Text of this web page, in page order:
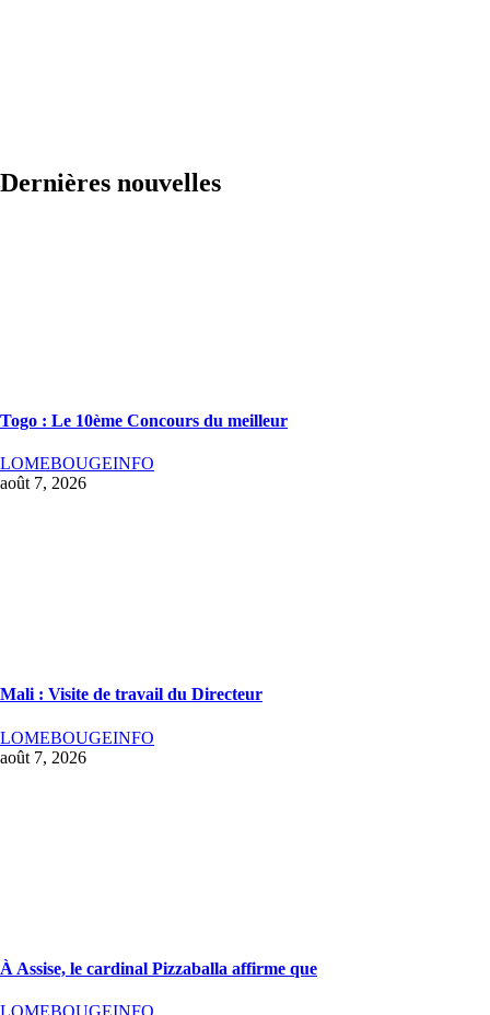
Dernières nouvelles
Togo : Le 10ème Concours du meilleur
LOMEBOUGEINFO
août 7, 2026
Mali : Visite de travail du Directeur
LOMEBOUGEINFO
août 7, 2026
À Assise, le cardinal Pizzaballa affirme que